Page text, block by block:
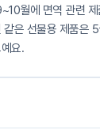
월에 면역 관련
은 선물용 제품은 5
요.